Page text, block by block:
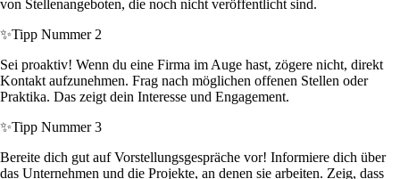
von Stellenangeboten, die noch nicht veröffentlicht sind.
✨Tipp Nummer 2
Sei proaktiv! Wenn du eine Firma im Auge hast, zögere nicht, direkt
Kontakt aufzunehmen. Frag nach möglichen offenen Stellen oder
Praktika. Das zeigt dein Interesse und Engagement.
✨Tipp Nummer 3
Bereite dich gut auf Vorstellungsgespräche vor! Informiere dich über
das Unternehmen und die Projekte, an denen sie arbeiten. Zeig, dass